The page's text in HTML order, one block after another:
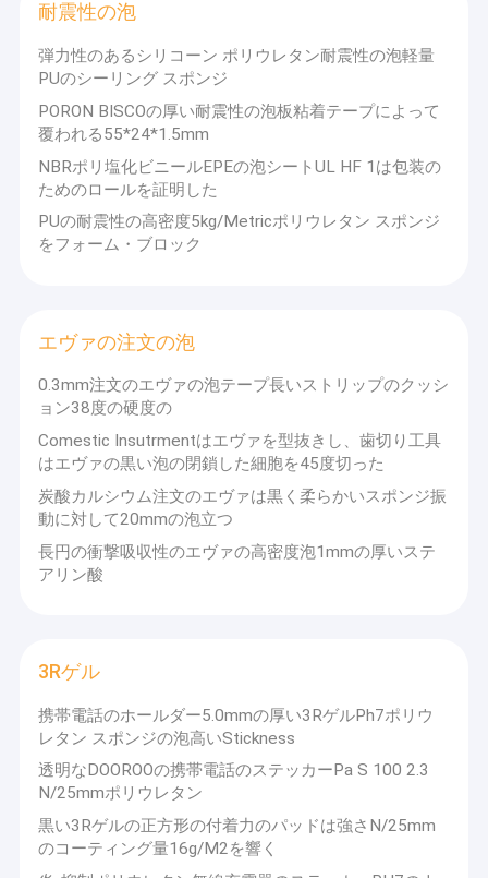
品質管理
連絡 ください
ニュース
引金 を 求め て ください
PTFEのマウスのスケート
シリコーン ゴムのパッド
伝導性の泡シート
伝導性材料を熱しなさい
保護フィルム
注文の軽い拡散器
型抜きされたマイラー
型抜きされた粘着テープ
型抜きされたプロダクト
耐震性の泡
弾力性のあるシリコーン ポリウレタン耐震性の泡軽量
PUのシーリング スポンジ
PORON BISCOの厚い耐震性の泡板粘着テープによって
覆われる55*24*1.5mm
NBRポリ塩化ビニールEPEの泡シートUL HF 1は包装の
ためのロールを証明した
PUの耐震性の高密度5kg/Metricポリウレタン スポンジ
をフォーム・ブロック
エヴァの注文の泡
0.3mm注文のエヴァの泡テープ長いストリップのクッシ
ョン38度の硬度の
Comestic Insutrmentはエヴァを型抜きし、歯切り工具
はエヴァの黒い泡の閉鎖した細胞を45度切った
炭酸カルシウム注文のエヴァは黒く柔らかいスポンジ振
動に対して20mmの泡立つ
長円の衝撃吸収性のエヴァの高密度泡1mmの厚いステ
アリン酸
3Rゲル
携帯電話のホールダー5.0mmの厚い3RゲルPh7ポリウ
レタン スポンジの泡高いStickness
透明なDOOROOの携帯電話のステッカーPa S 100 2.3
N/25mmポリウレタン
黒い3Rゲルの正方形の付着力のパッドは強さN/25mm
のコーティング量16g/M2を響く
以下のファクターツアーの写真をご覧ください。ありがとう！
オフィス
工業団地